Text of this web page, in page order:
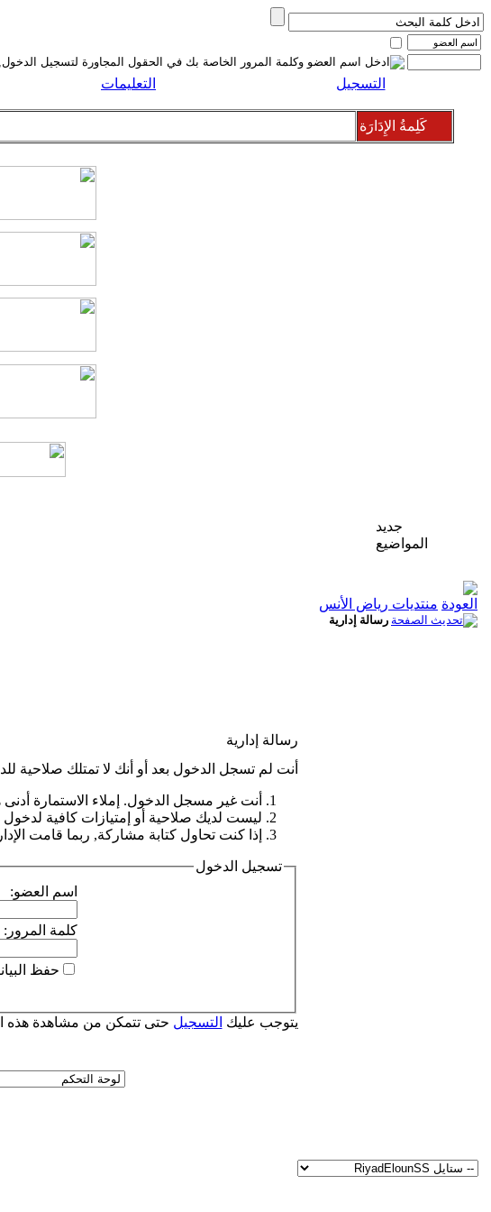
التسجيل التعليمات
كَلِمةُ الإِدَارَة
جديد
المواضيع
منتديات رياض الأنس
رسالة إدارية
رسالة إدارية
أنت لم تسجل الدخول بعد أو أنك لا تمتلك صلاحية
أنت غير مسجل الدخول. إملاء الاستمارة
ليست لديك صلاحية أو إمتيازات كافية
إذا كنت تحاول كتابة مشاركة, ربما قامت
تسجيل الدخول
اسم العضو:
كلمة المرور:
حفظ
يتوجب عليك التسجيل حتى تتمكن من مشاهدة هذه